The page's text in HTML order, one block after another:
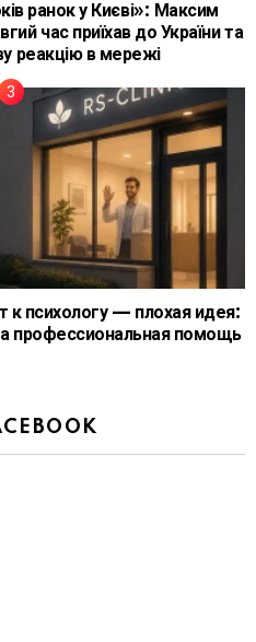
ранок у Києві»: Максим
час приїхав до України та
реакцію в мережі
к психологу — плохая идея:
профессиональная помощь